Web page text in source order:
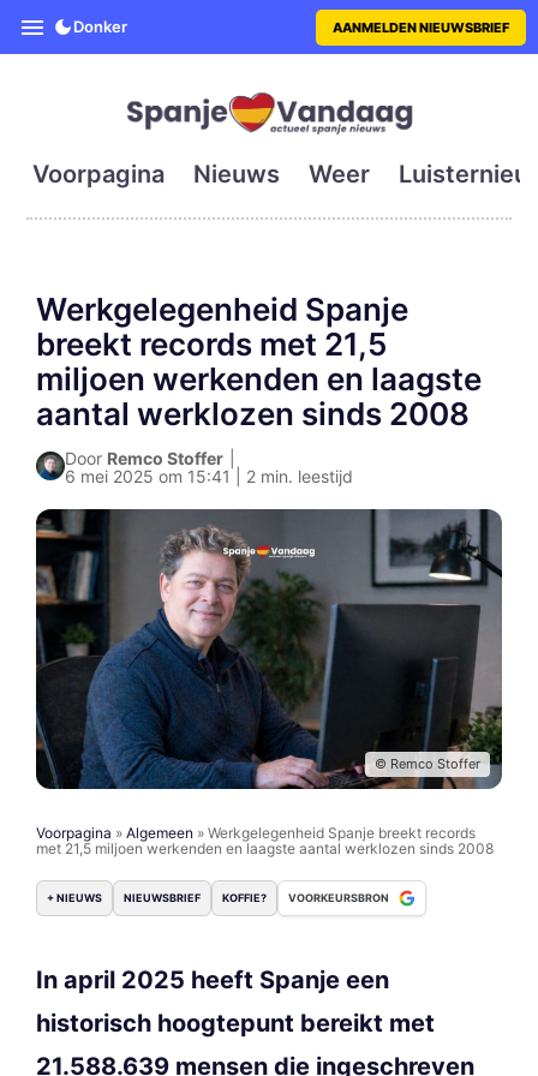
SpanjeVandaag is de eerste
Donker AANMELDEN NIEUWSBRIEF
Voorpagina Nieuws Weer
Werkgelegenheid Spanje
breekt records met 21,5
miljoen werkenden en laagste
aantal werklozen sinds 2008
Door Remco Stoffer
6 mei 2025 om 15:41 | 2 min. leestijd
© Remco Stoffer
Voorpagina » Algemeen » Werkgelegenheid Spanje breekt records
met 21,5 miljoen werkenden en laagste aantal werklozen sinds 2008
+ NIEUWS NIEUWSBRIEF KOFFIE? VOORKEURSBRON
In april 2025 heeft Spanje een
historisch hoogtepunt bereikt met
21.588.639 mensen die ingeschreven